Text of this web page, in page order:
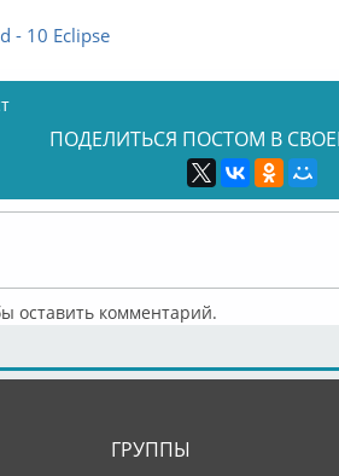
- 10 Eclipse
ПОДЕЛИТЬСЯ ПОСТОМ В
оставить комментарий.
ГРУППЫ